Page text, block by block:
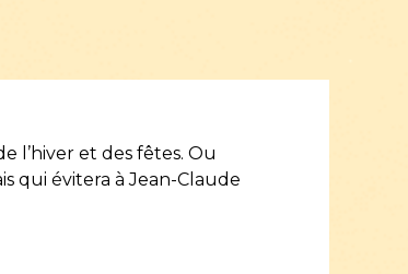
l’hiver et des fêtes. Ou
qui évitera à Jean-Claude